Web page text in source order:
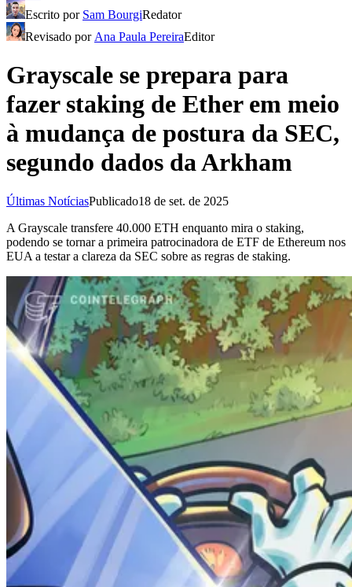
Escrito por Sam BourgiRedator
Revisado por Ana Paula PereiraEditor
Grayscale se prepara para
fazer staking de Ether em meio
à mudança de postura da SEC,
segundo dados da Arkham
Últimas NotíciasPublicado18 de set. de 2025
A Grayscale transfere 40.000 ETH enquanto mira o staking,
podendo se tornar a primeira patrocinadora de ETF de Ethereum nos
EUA a testar a clareza da SEC sobre as regras de staking.